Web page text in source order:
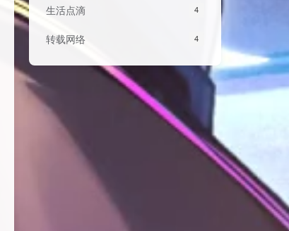
生活点滴 4
转载网络 4